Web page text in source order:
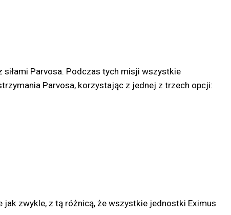
Parvosa. Podczas tych misji wszystkie
Parvosa, korzystając z jednej z trzech opcji:
jak zwykle, z tą różnicą, że wszystkie jednostki Eximus